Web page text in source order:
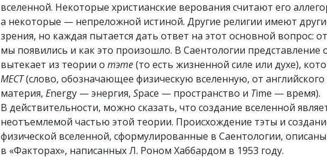
Введение в Дианетику
Любовь и ненависть.
Что такое величие?
cвященники
вселенной. Некоторые христианские верования считают его
а некоторые — непреложной истиной. Другие религии имеют
зрения, но каждая пытается дать ответ на этот основной вопрос:
мы появились и как это произошло. В Саентологии представление
вытекает из теории о тэте(то есть жизненной силе или духе),
МЕСТ(слово, обозначающее физическую вселенную, от английского
материя, Energy — энергия, Space — пространство и Time — время).
В действительности, можно сказать, что создание вселенной
неотъемлемой частью этой теории. Происхождение тэты и
физической вселенной, сформулированные в Саентологии, описаны
в «Факторах», написанных Л. Роном Хаббардом в 1953 году.